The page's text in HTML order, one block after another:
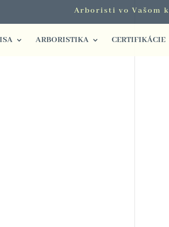
Arboristi vo Vašom
ARBORISTIKA CERTIFIKÁCIE